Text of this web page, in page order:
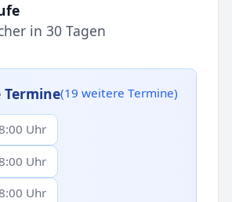
in 30 Tagen
Termine(19 weitere Termine)
Uhr
Uhr
Uhr